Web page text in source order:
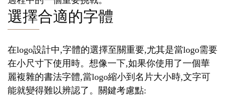
選擇合適的字體
在logo設計中,字體的選擇至關重要,尤其是當logo需要
在小尺寸下使用時。想像一下,如果你使用了一個華
麗複雜的書法字體,當logo縮小到名片大小時,文字可
能就變得難以辨認了。關鍵考慮點: